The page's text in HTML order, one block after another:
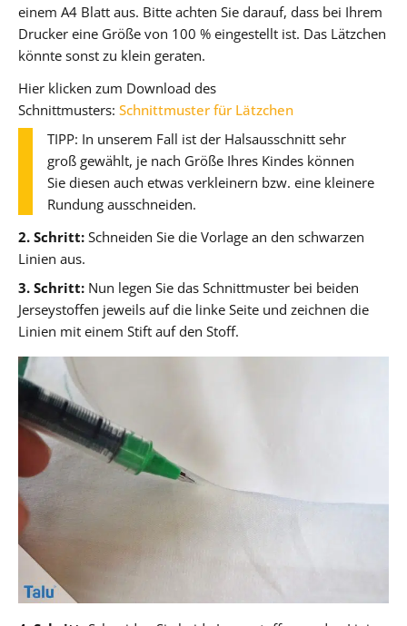
einem A4 Blatt aus. Bitte achten Sie darauf, dass bei Ihrem
Drucker eine Größe von 100 % eingestellt ist. Das Lätzchen
könnte sonst zu klein geraten.
Hier klicken zum Download des
Schnittmusters: Schnittmuster für Lätzchen
TIPP: In unserem Fall ist der Halsausschnitt sehr
groß gewählt, je nach Größe Ihres Kindes können
Sie diesen auch etwas verkleinern bzw. eine kleinere
Rundung ausschneiden.
2. Schritt: Schneiden Sie die Vorlage an den schwarzen
Linien aus.
3. Schritt: Nun legen Sie das Schnittmuster bei beiden
Jerseystoffen jeweils auf die linke Seite und zeichnen die
Linien mit einem Stift auf den Stoff.